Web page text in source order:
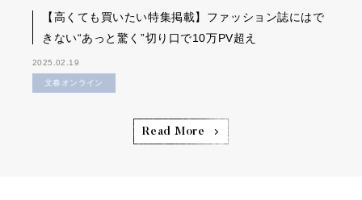
【高くても買いたい特集掲載】ファッション誌にはで
きない“あっと驚く”切り口で10万PV超え
2025.02.19
文春オンライン
Read More